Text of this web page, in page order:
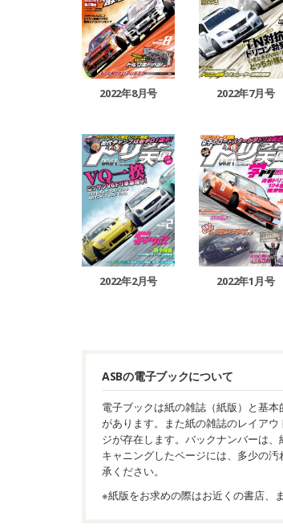
2022年8月号 2022年7月号
2022年2月号 2022年1月号
ASBの電子ブックについて
電子ブックは紙の雑誌（紙版）と基
があります。また紙の雑誌のレイア
ジが存在します。バックナンバーは
キャニングしたページには、多少の
承ください。
※紙版をお求めの際はお近くの書店、